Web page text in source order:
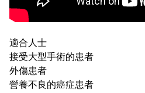
適合人士
接受大型手術的患者
外傷患者
營養不良的癌症患者